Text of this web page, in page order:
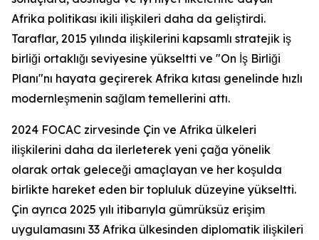
Afrika politikası ikili ilişkileri daha da geliştirdi.
Taraflar, 2015 yılında ilişkilerini kapsamlı stratejik iş
birliği ortaklığı seviyesine yükseltti ve "On İş Birliği
Planı"nı hayata geçirerek Afrika kıtası genelinde hızlı
modernleşmenin sağlam temellerini attı.
2024 FOCAC zirvesinde Çin ve Afrika ülkeleri
ilişkilerini daha da ilerleterek yeni çağa yönelik
olarak ortak geleceği amaçlayan ve her koşulda
birlikte hareket eden bir topluluk düzeyine yükseltti.
Çin ayrıca 2025 yılı itibarıyla gümrüksüz erişim
uygulamasını 33 Afrika ülkesinden diplomatik ilişkileri